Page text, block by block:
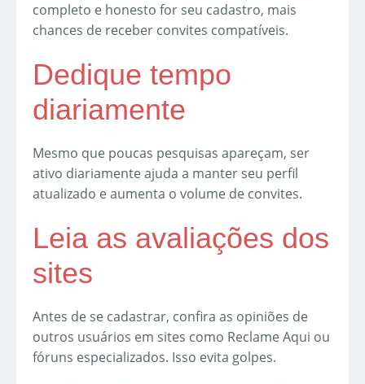
completo e honesto for seu cadastro, mais
chances de receber convites compatíveis.
Dedique tempo
diariamente
Mesmo que poucas pesquisas apareçam, ser
ativo diariamente ajuda a manter seu perfil
atualizado e aumenta o volume de convites.
Leia as avaliações dos
sites
Antes de se cadastrar, confira as opiniões de
outros usuários em sites como Reclame Aqui ou
fóruns especializados. Isso evita golpes.